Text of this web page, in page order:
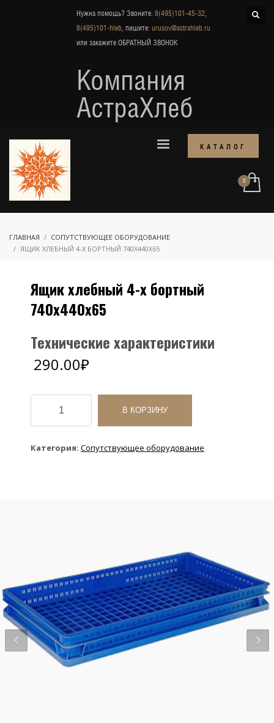
Нужна помощь? Звоните: 8(495)101-45-32,
8(495)101-hleb, пишите: urusov@astrahleb.ru
или закажите ОБРАТНЫЙ ЗВОНОК
Компания
АстраХлеб
КАТАЛОГ
ГЛАВНАЯ
СОПУТСТВУЮЩЕЕ ОБОРУДОВАНИЕ
ЯЩИК ХЛЕБНЫЙ 4-Х БОРТНЫЙ 740Х440Х65
Ящик хлебный 4-х бортный
740х440х65
Технические характеристики
290.00₽
Количество
товара
Ящик
4-
В КОРЗИНУ
Категория: Сопутствующее оборудование